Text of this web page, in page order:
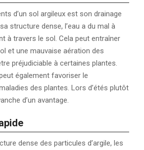
d’un sol argileux est son drainage
structure dense, l’eau a du mal à
à travers le sol. Cela peut entraîner
et une mauvaise aération des
préjudiciable à certaines plantes.
également favoriser le
des plantes. Lors d’étés plutôt
d’un avantage.
dense des particules d’argile, les